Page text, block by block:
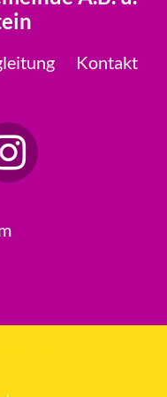
Kontakt